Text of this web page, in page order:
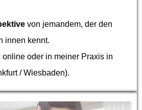
von jemandem, der den
innen kennt.
online oder in meiner Praxis in
/ Wiesbaden).